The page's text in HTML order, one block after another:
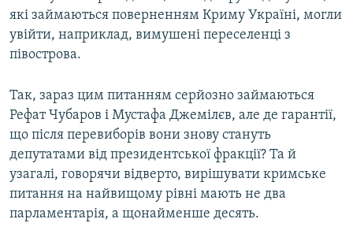
які займаються поверненням Криму Україні, могли
увійти, наприклад, вимушені переселенці з
півострова.
Так, зараз цим питанням серйозно займаються
Рефат Чубаров і Мустафа Джемілєв, але де гарантії,
що після перевиборів вони знову стануть
депутатами від президентської фракції? Та й
узагалі, говорячи відверто, вирішувати кримське
питання на найвищому рівні мають не два
парламентарія, а щонайменше десять.